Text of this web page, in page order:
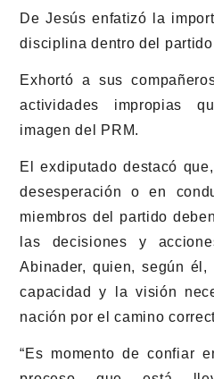
De Jesús enfatizó la
disciplina dentro del
Exhortó a sus
actividades impropias
imagen del PRM.
El exdiputado destacó
desesperación o en
miembros del partido
las decisiones y
Abinader, quien, según él,
capacidad y la visión
nación por el camino
“Es momento de confiar